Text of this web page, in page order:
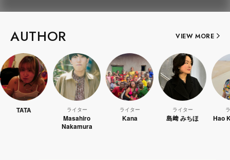
AUTHOR VIEW MORE
Masahiro
Nakamura
島﨑 みちほ Hao